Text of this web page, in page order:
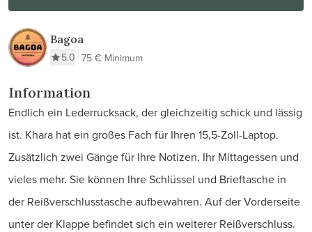
Bagoa
5.0 75 € Minimum
Information
Endlich ein Lederrucksack, der gleichzeitig schick und lässig
ist. Khara hat ein großes Fach für Ihren 15,5-Zoll-Laptop.
Zusätzlich zwei Gänge für Ihre Notizen, Ihr Mittagessen und
vieles mehr. Sie können Ihre Schlüssel und Brieftasche in
der Reißverschlusstasche aufbewahren. Auf der Vorderseite
unter der Klappe befindet sich ein weiterer Reißverschluss.